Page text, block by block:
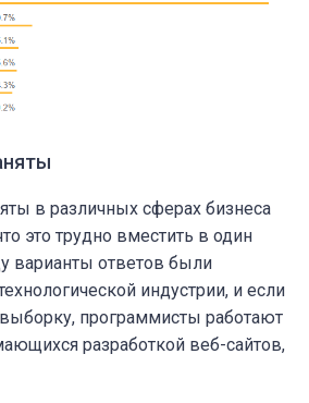
в различных сферах бизнеса
это трудно вместить в один
варианты ответов были
индустрии, и если
выборку, программисты работают
разработкой веб-сайтов,